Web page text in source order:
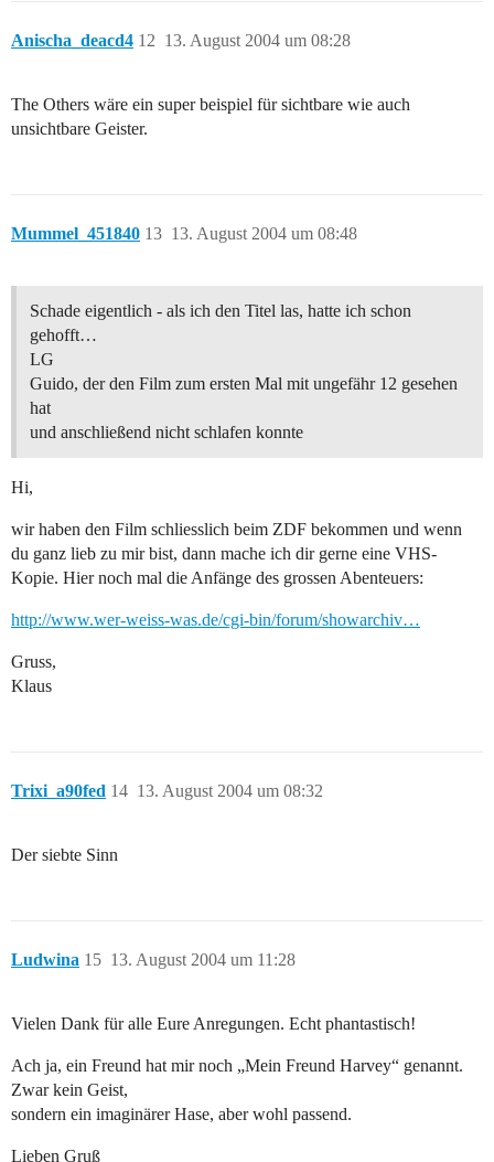
Anischa_deacd4 13. August 2004 um 08:28
12
The Others wäre ein super beispiel für sichtbare wie auch
unsichtbare Geister.
Mummel_451840 13. August 2004 um 08:48
13
Schade eigentlich - als ich den Titel las, hatte ich schon
gehofft…
LG
Guido, der den Film zum ersten Mal mit ungefähr 12 gesehen
hat
und anschließend nicht schlafen konnte
Hi,
wir haben den Film schliesslich beim ZDF bekommen und wenn
du ganz lieb zu mir bist, dann mache ich dir gerne eine VHS-
Kopie. Hier noch mal die Anfänge des grossen Abenteuers:
http://www.wer-weiss-was.de/cgi-bin/forum/showarchiv…
Gruss,
Klaus
Trixi_a90fed 13. August 2004 um 08:32
14
Der siebte Sinn
Ludwina 13. August 2004 um 11:28
15
Vielen Dank für alle Eure Anregungen. Echt phantastisch!
Ach ja, ein Freund hat mir noch „Mein Freund Harvey“ genannt.
Zwar kein Geist,
sondern ein imaginärer Hase, aber wohl passend.
Lieben Gruß